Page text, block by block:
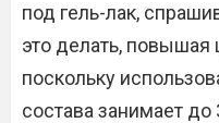
под гель-лак,
это делать, повышая
поскольку
состава занимает